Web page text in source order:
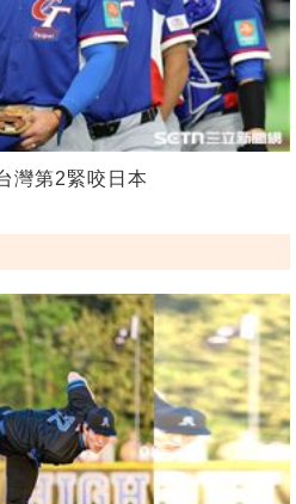
灣第2緊咬日本